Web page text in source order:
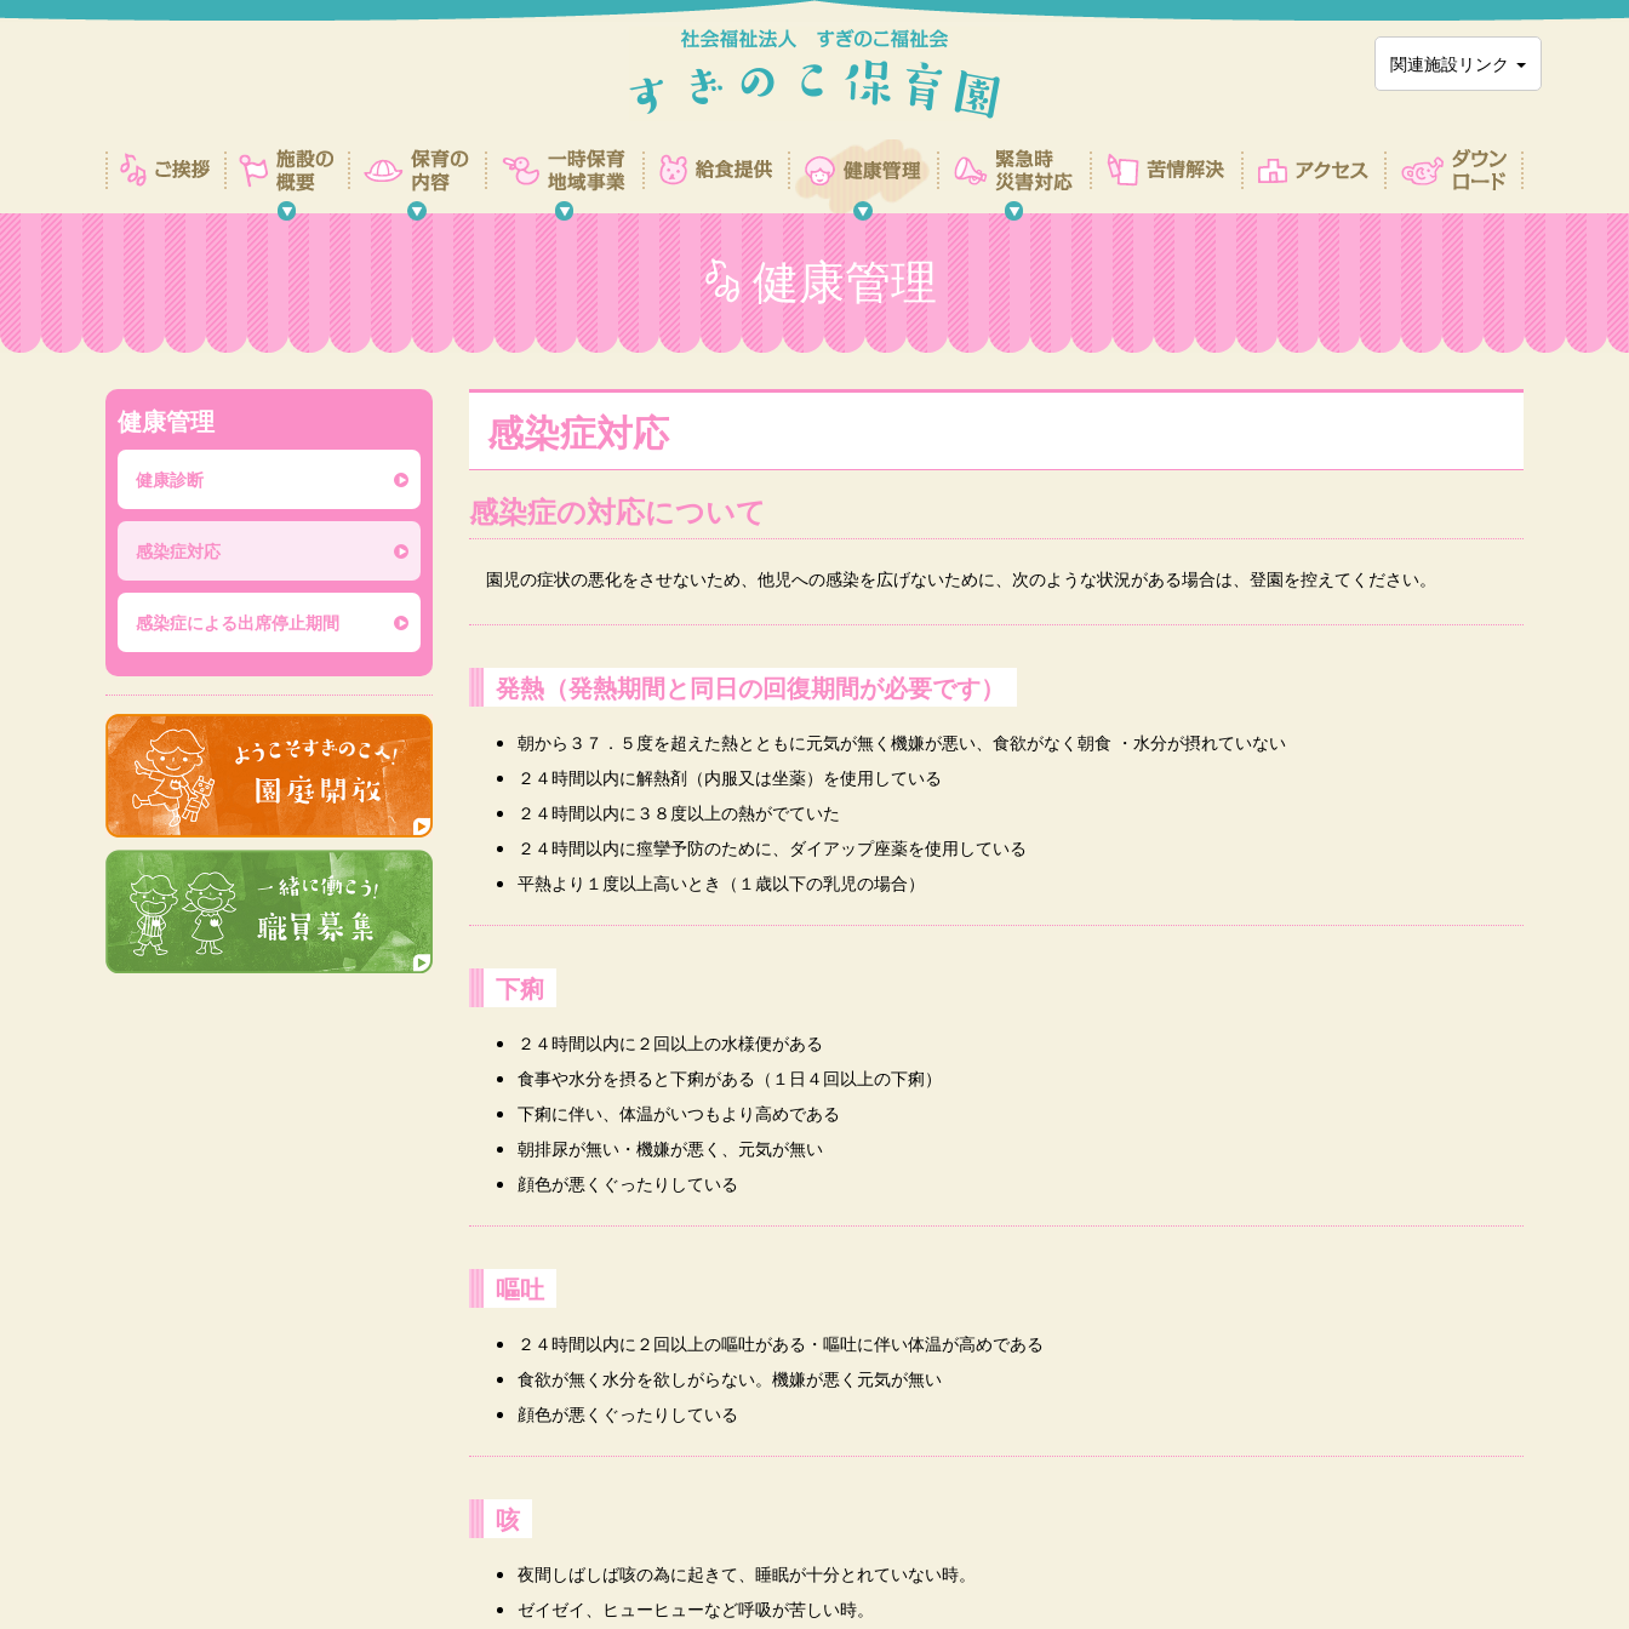
関連施設リンク
健康管理
感染症対応
感染症の対応について
園児の症状の悪化をさせないため、他児への感染を広げないために、次のような状況がある場合は、登園を控えてください。
発熱（発熱期間と同日の回復期間が必要です）
朝から３７．５度を超えた熱とともに元気が無く機嫌が悪い、食欲がなく朝食 ・水分が摂れていない
２４時間以内に解熱剤（内服又は坐薬）を使用している
２４時間以内に３８度以上の熱がでていた
２４時間以内に痙攣予防のために、ダイアップ座薬を使用している
平熱より１度以上高いとき（１歳以下の乳児の場合）
下痢
２４時間以内に２回以上の水様便がある
食事や水分を摂ると下痢がある（１日４回以上の下痢）
下痢に伴い、体温がいつもより高めである
朝排尿が無い・機嫌が悪く、元気が無い
顔色が悪くぐったりしている
嘔吐
２４時間以内に２回以上の嘔吐がある・嘔吐に伴い体温が高めである
食欲が無く水分を欲しがらない。機嫌が悪く元気が無い
顔色が悪くぐったりしている
咳
夜間しばしば咳の為に起きて、睡眠が十分とれていない時。
ゼイゼイ、ヒューヒューなど呼吸が苦しい時。
健康管理
健康診断
感染症対応
感染症による出席停止期間